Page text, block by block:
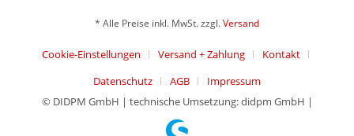
* Alle Preise inkl. MwSt. zzgl.Versand
Cookie-Einstellungen Versand + Zahlung
Kontakt
Datenschutz
AGB
Impressum
© DIDPM GmbH | technische Umsetzung: didpm GmbH |